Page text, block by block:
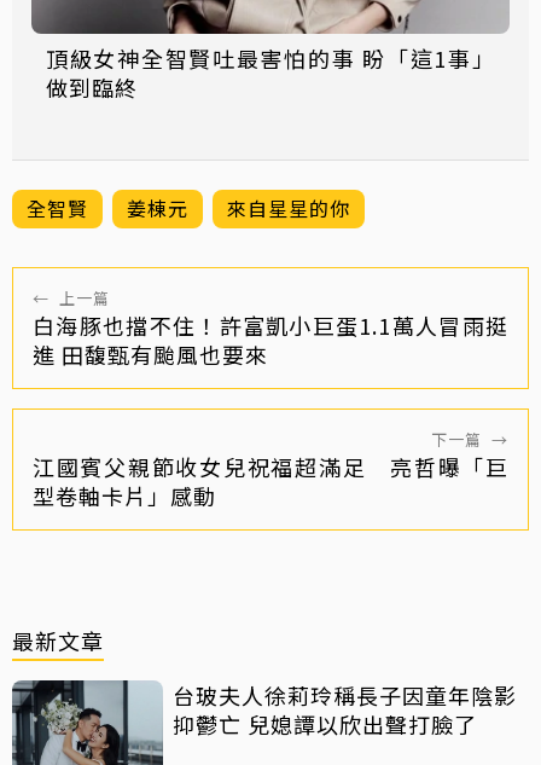
頂級女神全智賢吐最害怕的事 盼「這1事」
做到臨終
全智賢 姜棟元 來自星星的你
← 上一篇
白海豚也擋不住！許富凱小巨蛋1.1萬人冒雨挺
進 田馥甄有颱風也要來
下一篇 →
江國賓父親節收女兒祝福超滿足 亮哲曝「巨
型卷軸卡片」感動
最新文章
台玻夫人徐莉玲稱長子因童年陰影
抑鬱亡 兒媳譚以欣出聲打臉了